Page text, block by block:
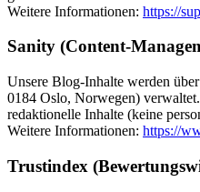
Weitere Informationen: https://
Sanity (Content-
Unsere Blog-Inhalte werden
0184 Oslo, Norwegen)
redaktionelle Inhalte (keine
Weitere Informationen: https://
Trustindex